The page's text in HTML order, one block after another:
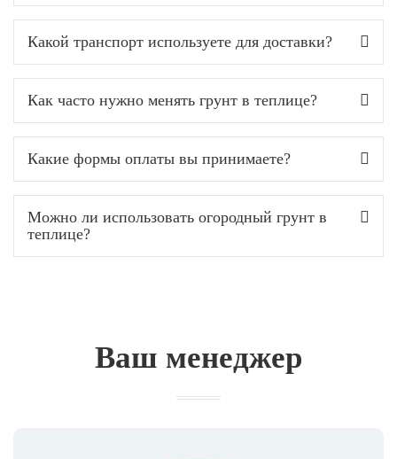
Какой транспорт используете для доставки?
Как часто нужно менять грунт в теплице?
Какие формы оплаты вы принимаете?
Можно ли использовать огородный грунт в
теплице?
Ваш менеджер